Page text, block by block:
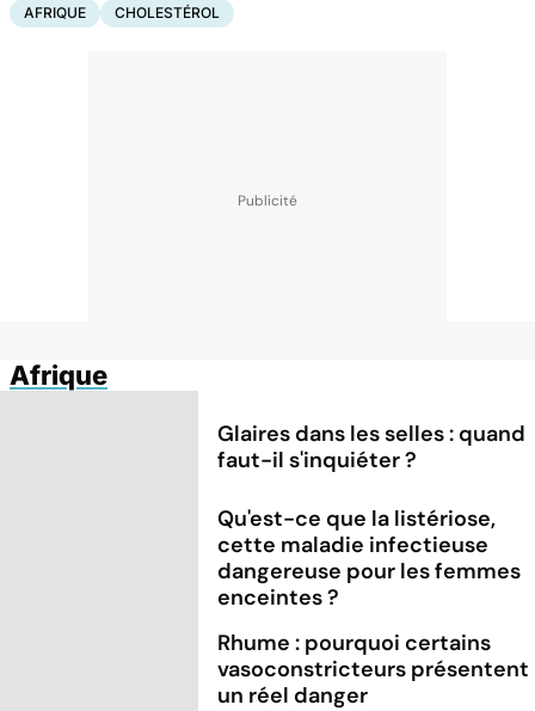
AFRIQUE CHOLESTÉROL
Afrique
Glaires dans les selles : quand
faut-il s'inquiéter ?
Qu'est-ce que la listériose,
cette maladie infectieuse
dangereuse pour les femmes
enceintes ?
Rhume : pourquoi certains
vasoconstricteurs présentent
un réel danger